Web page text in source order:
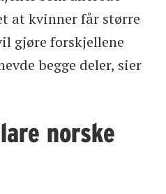
at kvinner får større
gjøre forskjellene
begge deler, sier
norske